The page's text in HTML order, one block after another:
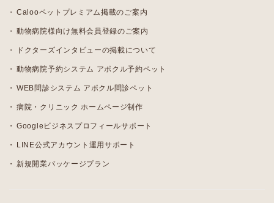
Calooペットプレミアム掲載のご案内
動物病院様向け無料会員登録のご案内
ドクターズインタビューの掲載について
動物病院予約システム アポクル予約ペット
WEB問診システム アポクル問診ペット
病院・クリニック ホームページ制作
Googleビジネスプロフィールサポート
LINE公式アカウント運用サポート
新規開業パッケージプラン